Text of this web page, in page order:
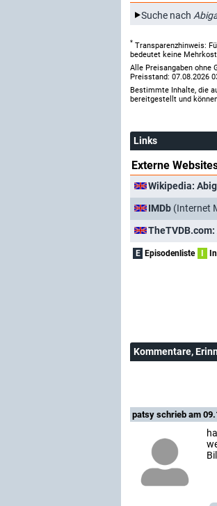
Suche nach
* Transparenzhinweis:
bedeutet keine
Alle Preisangaben ohne
Preisstand: 07.08.2026
Bestimmte Inhalte, die
bereitgestellt und
Links
Externe
Wikipedia:
IMDb (Internet
TheTVDB.com:
E Episodenliste I
Kommentare,
patsy schrieb am